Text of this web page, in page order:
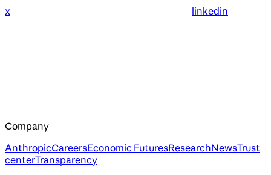
x linkedin
Company
AnthropicCareersEconomic FuturesResearchNewsTrust
centerTransparency